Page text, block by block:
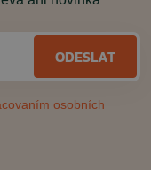
ODESLAT
osobních